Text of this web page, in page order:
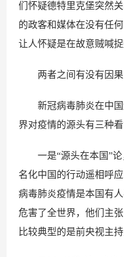
们怀疑德特里克堡突然
的政客和媒体在没有任
让人怀疑是在故意贼喊捉
两者之间有没有因果
新冠病毒肺炎在中
界对疫情的源头有三种
一是“源头在本国”
名化中国的行动遥相呼
病毒肺炎疫情是本国有
危害了全世界，他们主
比较典型的是前央视主持